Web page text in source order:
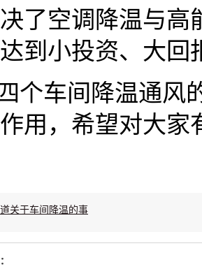
了空调降温与
到小投资、大回
个车间降温通风
用，希望对大家
关于车间降温的事